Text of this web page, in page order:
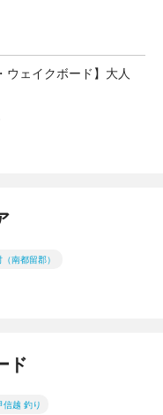
ウェイクボード】大人
南都留郡）
ド
信越 釣り